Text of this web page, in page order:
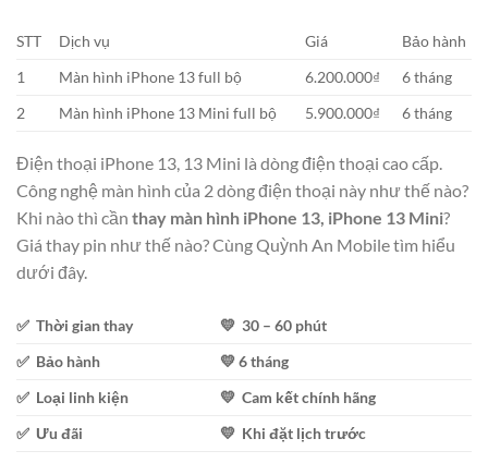
STT Dịch vụ Giá
Bảo hành
1
Màn hình iPhone 13 full bộ 6.200.000₫
6 tháng
2
Màn hình iPhone 13 Mini full bộ 5.900.000₫ 6 tháng
Điện thoại iPhone 13, 13 Mini là dòng điện thoại cao cấp.
Công nghệ màn hình của 2 dòng điện thoại này như thế nào?
Khi nào thì cần thay màn hình iPhone 13, iPhone 13 Mini?
Giá thay pin như thế nào? Cùng Quỳnh An Mobile tìm hiểu
dưới đây.
✅ Thời gian thay
💛 30 – 60 phút
✅ Bảo hành
💛 6 tháng
✅ Loại linh kiện
💛 Cam kết chính hãng
✅ Ưu đãi
💛 Khi đặt lịch trước